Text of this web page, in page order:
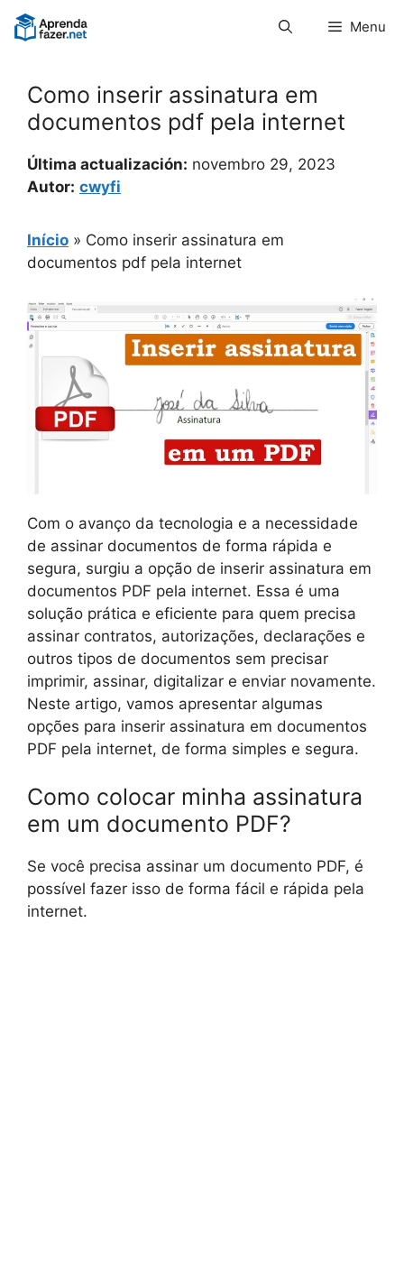
Pular
para
Menu
Como inserir assinatura em
documentos pdf pela internet
Última actualización: novembro 29, 2023
Autor: cwyfi
Início » Como inserir assinatura em
documentos pdf pela internet
Com o avanço da tecnologia e a necessidade
de assinar documentos de forma rápida e
segura, surgiu a opção de inserir assinatura em
documentos PDF pela internet. Essa é uma
solução prática e eficiente para quem precisa
assinar contratos, autorizações, declarações e
outros tipos de documentos sem precisar
imprimir, assinar, digitalizar e enviar novamente.
Neste artigo, vamos apresentar algumas
opções para inserir assinatura em documentos
PDF pela internet, de forma simples e segura.
Como colocar minha assinatura
em um documento PDF?
Se você precisa assinar um documento PDF, é
possível fazer isso de forma fácil e rápida pela
internet.